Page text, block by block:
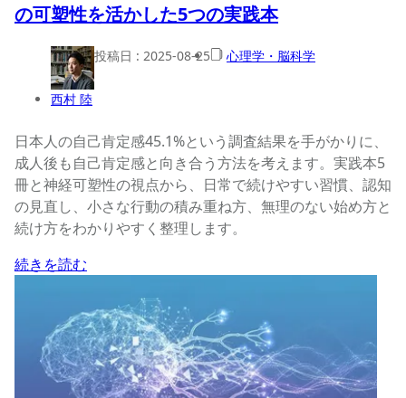
の可塑性を活かした5つの実践本
西村 陸
投稿日 : 2025-08-25 心理学・脳科学
日本人の自己肯定感45.1%という調査結果を手がかりに、
成人後も自己肯定感と向き合う方法を考えます。実践本5
冊と神経可塑性の視点から、日常で続けやすい習慣、認知
の見直し、小さな行動の積み重ね方、無理のない始め方と
続け方をわかりやすく整理します。
続きを読む